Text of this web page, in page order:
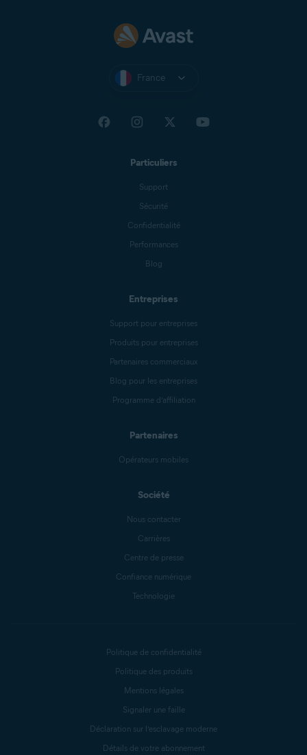
France
Particuliers
Support
Sécurité
Confidentialité
Performances
Blog
Entreprises
Support pour entreprises
Produits pour entreprises
Partenaires commerciaux
Blog pour les entreprises
Programme d’affiliation
Partenaires
Opérateurs mobiles
Société
Nous contacter
Carrières
Centre de presse
Confiance numérique
Technologie
Politique de confidentialité
Politique des produits
Mentions légales
Signaler une faille
Déclaration sur l’esclavage moderne
Détails de votre abonnement